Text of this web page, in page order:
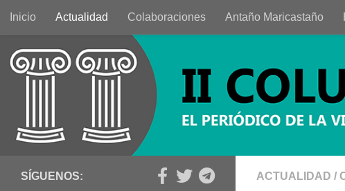
Saltar al contenido
Inicio Actualidad Colaboraciones Antaño Maricastaño
ACTUALIDAD /
SÍGUENOS: